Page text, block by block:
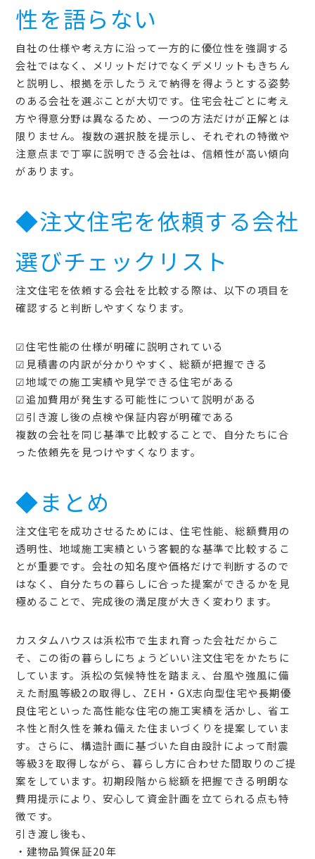
性を語らない
自社の仕様や考え方に沿って一方的に優位性を強調する
会社ではなく、メリットだけでなくデメリットもきちん
と説明し、根拠を示したうえで納得を得ようとする姿勢
のある会社を選ぶことが大切です。住宅会社ごとに考え
方や得意分野は異なるため、一つの方法だけが正解とは
限りません。複数の選択肢を提示し、それぞれの特徴や
注意点まで丁寧に説明できる会社は、信頼性が高い傾向
があります。
◆注文住宅を依頼する会社
選びチェックリスト
注文住宅を依頼する会社を比較する際は、以下の項目を
確認すると判断しやすくなります。
☑住宅性能の仕様が明確に説明されている
☑見積書の内訳が分かりやすく、総額が把握できる
☑地域での施工実績や見学できる住宅がある
☑追加費用が発生する可能性について説明がある
☑引き渡し後の点検や保証内容が明確である
複数の会社を同じ基準で比較することで、自分たちに合
った依頼先を見つけやすくなります。
◆まとめ
注文住宅を成功させるためには、住宅性能、総額費用の
透明性、地域施工実績という客観的な基準で比較するこ
とが重要です。会社の知名度や価格だけで判断するので
はなく、自分たちの暮らしに合った提案ができるかを見
極めることで、完成後の満足度が大きく変わります。
カスタムハウスは浜松市で生まれ育った会社だからこ
そ、この街の暮らしにちょうどいい注文住宅をかたちに
しています。浜松の気候特性を踏まえ、台風や強風に備
えた耐風等級2の取得し、ZEH・GX志向型住宅や長期優
良住宅といった高性能な住宅の施工実績を活かし、省エ
ネ性と耐久性を兼ね備えた住まいづくりを提案していま
す。さらに、構造計画に基づいた自由設計によって耐震
等級3を取得しながら、暮らし方に合わせた間取りのご提
案をしています。初期段階から総額を把握できる明朗な
費用提示により、安心して資金計画を立てられる点も特
徴です。
引き渡し後も、
・建物品質保証20年